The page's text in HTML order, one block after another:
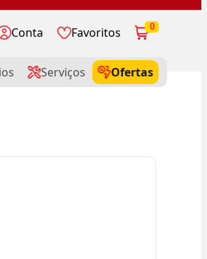
Conta Favoritos 0
Serviços
Ofertas